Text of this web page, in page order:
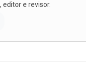
e revisor.